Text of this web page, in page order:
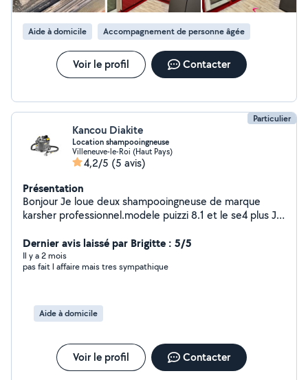
Aide à domicile Accompagnement de personne âgée
Voir le profil Contacter
Particulier
Kancou Diakite
Location shampooingneuse
Villeneuve-le-Roi (Haut Pays)
4,2/5 (5 avis)
Présentation
Bonjour Je loue deux shampooingneuse de marque
karsher professionnel.modele puizzi 8.1 et le se4 plus Je
marque karsher. Au plaisir de vous service.
Dernier avis laissé par Brigitte : 5/5
Il y a 2 mois
pas fait l affaire mais tres sympathique
Aide à domicile
Voir le profil Contacter